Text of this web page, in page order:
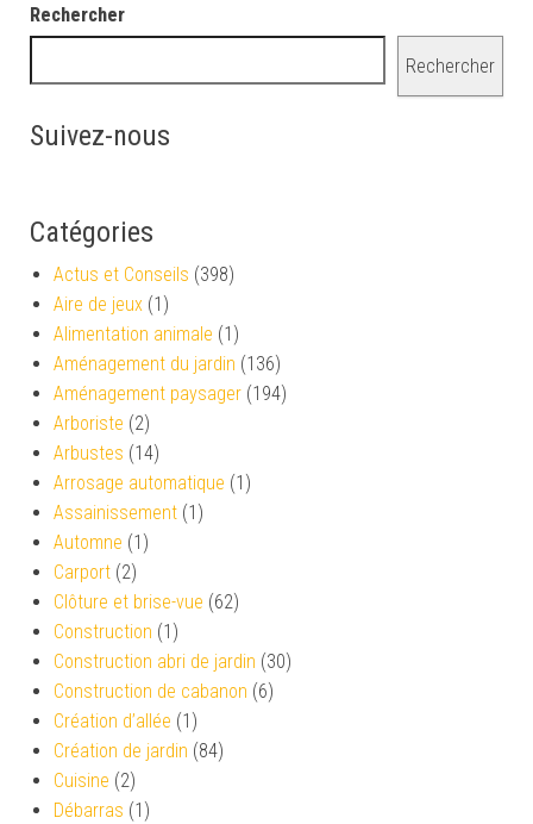
Rechercher
Rechercher
Suivez-nous
Catégories
Actus et Conseils (398)
Aire de jeux (1)
Alimentation animale (1)
Aménagement du jardin (136)
Aménagement paysager (194)
Arboriste (2)
Arbustes (14)
Arrosage automatique (1)
Assainissement (1)
Automne (1)
Carport (2)
Clôture et brise-vue (62)
Construction (1)
Construction abri de jardin (30)
Construction de cabanon (6)
Création d’allée (1)
Création de jardin (84)
Cuisine (2)
Débarras (1)